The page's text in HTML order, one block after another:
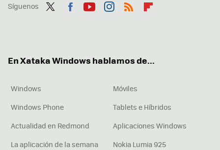
Síguenos
En Xataka Windows hablamos de...
Windows
Móviles
Windows Phone
Tablets e Híbridos
Actualidad en Redmond
Aplicaciones Windows
La aplicación de la semana
Nokia Lumia 925